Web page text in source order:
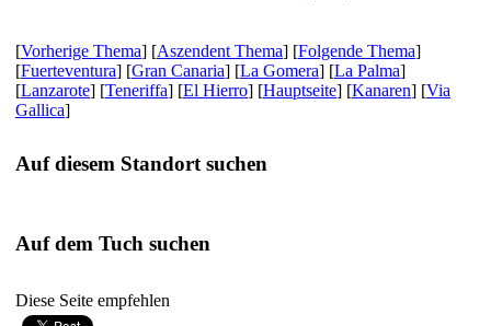
[Vorherige Thema] [Aszendent Thema] [Folgende Thema]
[Fuerteventura] [Gran Canaria] [La Gomera] [La Palma]
[Lanzarote] [Teneriffa] [El Hierro] [Hauptseite] [Kanaren] [Via
Gallica]
Auf diesem Standort suchen
Auf dem Tuch suchen
Diese Seite empfehlen